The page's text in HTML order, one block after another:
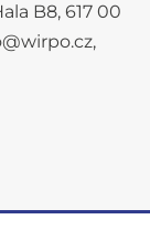
B8, 617 00